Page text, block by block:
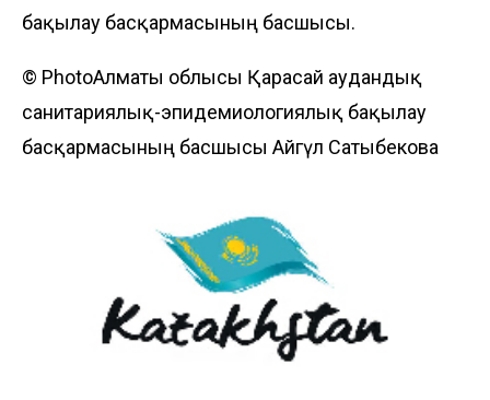
бақылау басқармасының басшысы.
© PhotoАлматы облысы Қарасай аудандық
санитариялық-эпидемиологиялық бақылау
басқармасының басшысы Айгүл Сатыбекова